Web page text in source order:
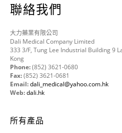
聯絡我們
大力藥業有限公司
Dali Medical Company Limited
333 3/F, Tung Lee Industrial Building 9
Kong
Phone:(852) 3621-0680
Fax:(852) 3621-0681
Email:dali_medical@yahoo.com.hk
Web:dali.hk
所有產品